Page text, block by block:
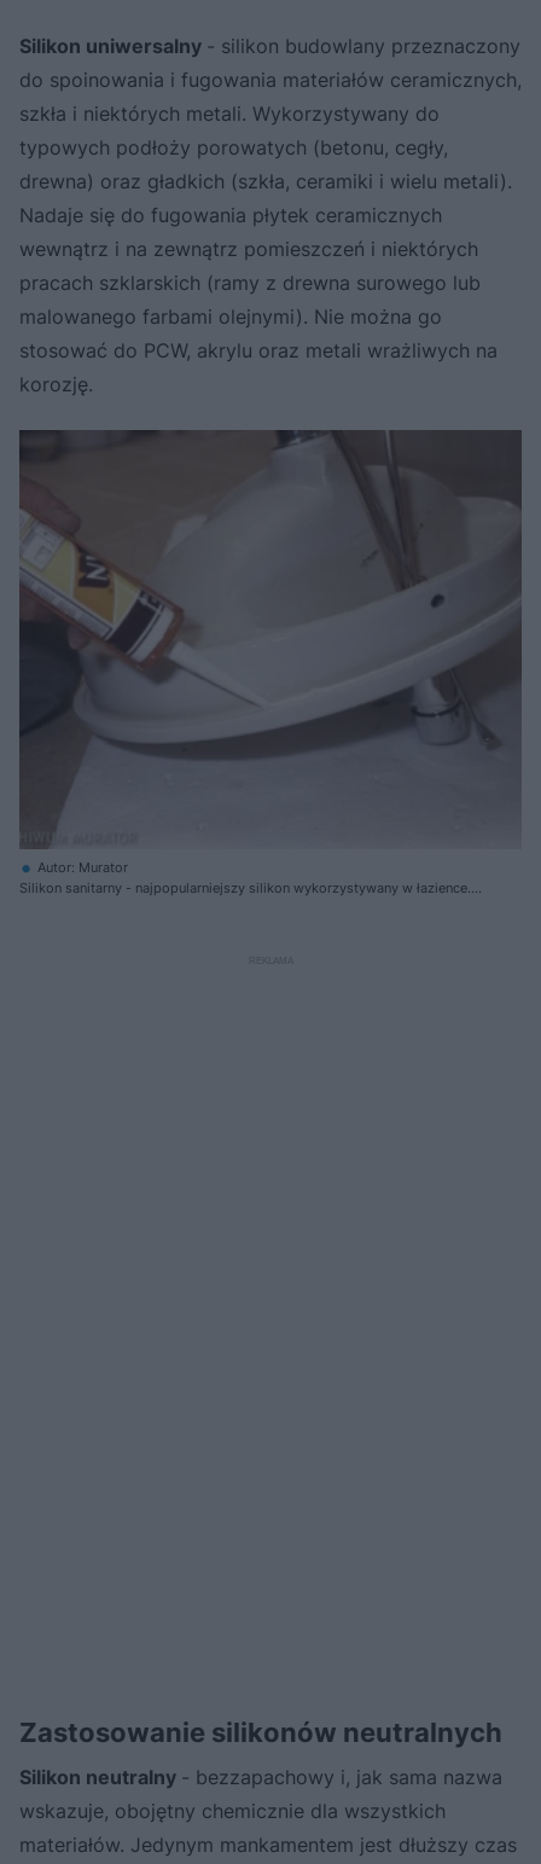
Silikon uniwersalny - silikon budowlany przeznaczony
do spoinowania i fugowania materiałów ceramicznych,
szkła i niektórych metali. Wykorzystywany do
typowych podłoży porowatych (betonu, cegły,
drewna) oraz gładkich (szkła, ceramiki i wielu metali).
Nadaje się do fugowania płytek ceramicznych
wewnątrz i na zewnątrz pomieszczeń i niektórych
pracach szklarskich (ramy z drewna surowego lub
malowanego farbami olejnymi). Nie można go
stosować do PCW, akrylu oraz metali wrażliwych na
korozję.
Autor: Murator
Silikon sanitarny - najpopularniejszy silikon wykorzystywany w łazience.
Zastosowanie silikonów neutralnych
Silikon neutralny - bezzapachowy i, jak sama nazwa
wskazuje, obojętny chemicznie dla wszystkich
materiałów. Jedynym mankamentem jest dłuższy czas